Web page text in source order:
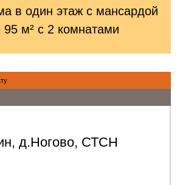
в один этаж с мансардой
м² c 2 комнатами
д.Ногово, СТСН